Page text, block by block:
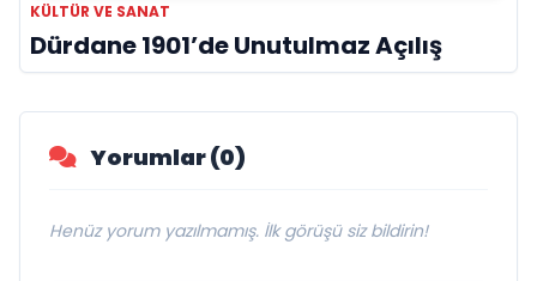
KÜLTÜR VE SANAT
Dürdane 1901’de Unutulmaz Açılış
Yorumlar (0)
Henüz yorum yazılmamış. İlk görüşü siz bildirin!